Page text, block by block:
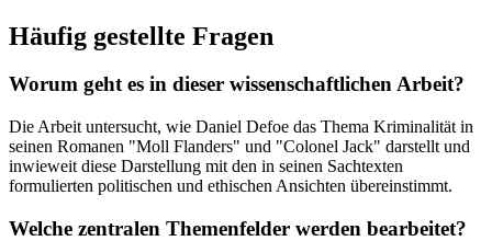
Häufig gestellte Fragen
Worum geht es in dieser wissenschaftlichen Arbeit?
Die Arbeit untersucht, wie Daniel Defoe das Thema Kriminalität in
seinen Romanen "Moll Flanders" und "Colonel Jack" darstellt und
inwieweit diese Darstellung mit den in seinen Sachtexten
formulierten politischen und ethischen Ansichten übereinstimmt.
Welche zentralen Themenfelder werden bearbeitet?